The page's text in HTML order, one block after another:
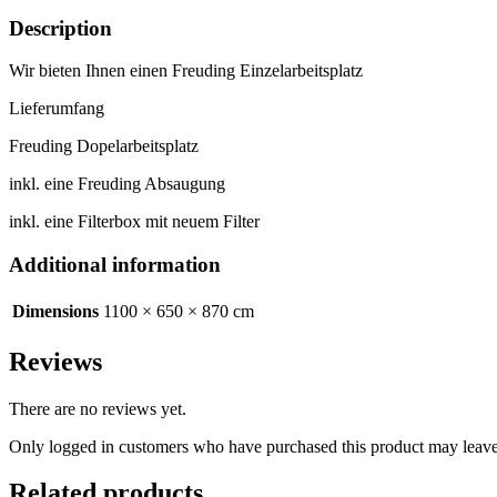
Description
Wir bieten Ihnen einen Freuding Einzelarbeitsplatz
Lieferumfang
Freuding Dopelarbeitsplatz
inkl. eine Freuding Absaugung
inkl. eine Filterbox mit neuem Filter
Additional information
Dimensions 1100 × 650 × 870 cm
Reviews
There are no reviews yet.
Only logged in customers who have purchased this product may